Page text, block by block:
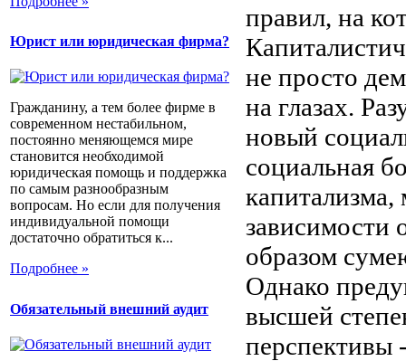
Юрист или юридическая фирма?
Гражданину, а тем более фирме в
современном нестабильном,
постоянно меняющемся мире
становится необходимой
юридическая помощь и поддержка
по самым разнообразным
вопросам. Но если для получения
индивидуальной помощи
достаточно обратиться к...
Подробнее »
Обязательный внешний аудит
правил, на
не просто
на глазах.
новый
социальная
капитализма,
зависимости
образом
Однако
высшей
перспективы